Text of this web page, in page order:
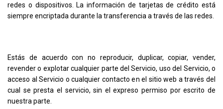
redes o dispositivos. La información de tarjetas de crédito está
siempre encriptada durante la transferencia a través de las redes.
Estás de acuerdo con no reproducir, duplicar, copiar, vender,
revender o explotar cualquier parte del Servicio, uso del Servicio, o
acceso al Servicio o cualquier contacto en el sitio web a través del
cual se presta el servicio, sin el expreso permiso por escrito de
nuestra parte.